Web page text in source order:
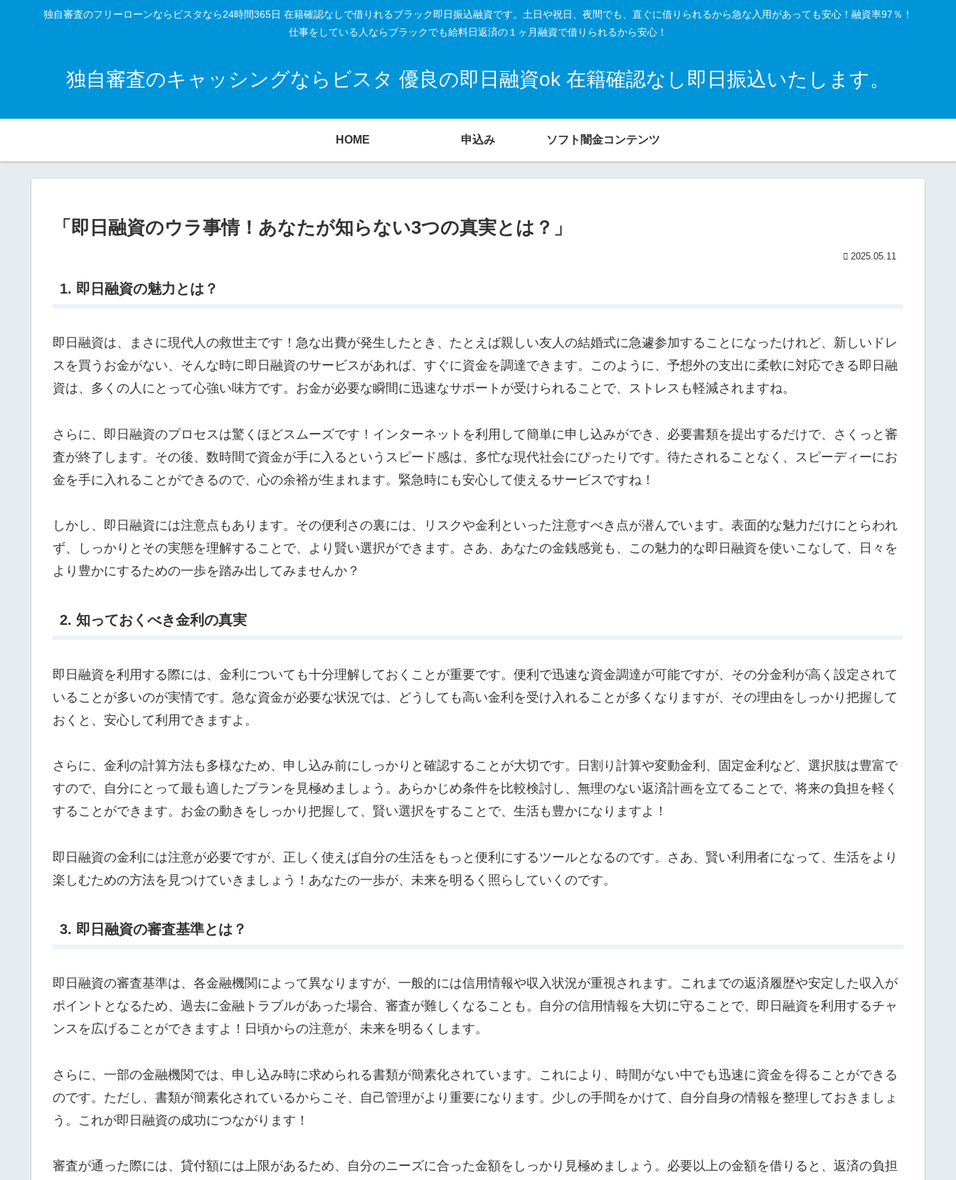
独自審査のフリーローンならビスタなら24時間365日 在籍確認なしで借りれるブラック即日振込融資です。土日や祝日、夜間でも、直ぐに借りられるから急な入用があっても安心！融資率97％！
仕事をしている人ならブラックでも給料日返済の１ヶ月融資で借りられるから安心！
独自審査のキャッシングならビスタ 優良の即日融資ok 在籍確認なし即日振込いたします。
HOME 申込み ソフト闇金コンテンツ
「即日融資のウラ事情！あなたが知らない3つの真実とは？」
2025.05.11
1. 即日融資の魅力とは？
即日融資は、まさに現代人の救世主です！急な出費が発生したとき、たとえば親しい友人の結婚式に急遽参加することになったけれど、新しいドレ
スを買うお金がない、そんな時に即日融資のサービスがあれば、すぐに資金を調達できます。このように、予想外の支出に柔軟に対応できる即日融
資は、多くの人にとって心強い味方です。お金が必要な瞬間に迅速なサポートが受けられることで、ストレスも軽減されますね。
さらに、即日融資のプロセスは驚くほどスムーズです！インターネットを利用して簡単に申し込みができ、必要書類を提出するだけで、さくっと審
査が終了します。その後、数時間で資金が手に入るというスピード感は、多忙な現代社会にぴったりです。待たされることなく、スピーディーにお
金を手に入れることができるので、心の余裕が生まれます。緊急時にも安心して使えるサービスですね！
しかし、即日融資には注意点もあります。その便利さの裏には、リスクや金利といった注意すべき点が潜んでいます。表面的な魅力だけにとらわれ
ず、しっかりとその実態を理解することで、より賢い選択ができます。さあ、あなたの金銭感覚も、この魅力的な即日融資を使いこなして、日々を
より豊かにするための一歩を踏み出してみませんか？
2. 知っておくべき金利の真実
即日融資を利用する際には、金利についても十分理解しておくことが重要です。便利で迅速な資金調達が可能ですが、その分金利が高く設定されて
いることが多いのが実情です。急な資金が必要な状況では、どうしても高い金利を受け入れることが多くなりますが、その理由をしっかり把握して
おくと、安心して利用できますよ。
さらに、金利の計算方法も多様なため、申し込み前にしっかりと確認することが大切です。日割り計算や変動金利、固定金利など、選択肢は豊富で
すので、自分にとって最も適したプランを見極めましょう。あらかじめ条件を比較検討し、無理のない返済計画を立てることで、将来の負担を軽く
することができます。お金の動きをしっかり把握して、賢い選択をすることで、生活も豊かになりますよ！
即日融資の金利には注意が必要ですが、正しく使えば自分の生活をもっと便利にするツールとなるのです。さあ、賢い利用者になって、生活をより
楽しむための方法を見つけていきましょう！あなたの一歩が、未来を明るく照らしていくのです。
3. 即日融資の審査基準とは？
即日融資の審査基準は、各金融機関によって異なりますが、一般的には信用情報や収入状況が重視されます。これまでの返済履歴や安定した収入が
ポイントとなるため、過去に金融トラブルがあった場合、審査が難しくなることも。自分の信用情報を大切に守ることで、即日融資を利用するチャ
ンスを広げることができますよ！日頃からの注意が、未来を明るくします。
さらに、一部の金融機関では、申し込み時に求められる書類が簡素化されています。これにより、時間がない中でも迅速に資金を得ることができる
のです。ただし、書類が簡素化されているからこそ、自己管理がより重要になります。少しの手間をかけて、自分自身の情報を整理しておきましょ
う。これが即日融資の成功につながります！
審査が通った際には、貸付額には上限があるため、自分のニーズに合った金額をしっかり見極めましょう。必要以上の金額を借りると、返済の負担